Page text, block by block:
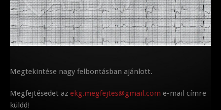
Megtekintése nagy felbontásban ajánlott.
Megfejtésedet az ekg.megfejtes@gmail.com e-mail címre
küldd!